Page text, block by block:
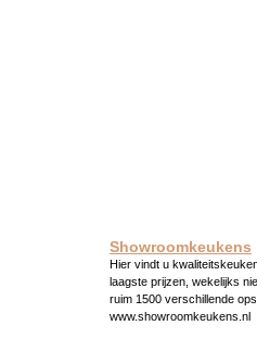
Showroomkeukens
Hier vindt u
laagste prijzen, wekelijks
ruim 1500 verschillende
www.showroomkeukens.nl